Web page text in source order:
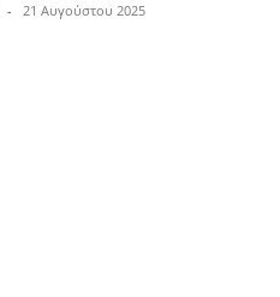
- 21 Αυγούστου 2025